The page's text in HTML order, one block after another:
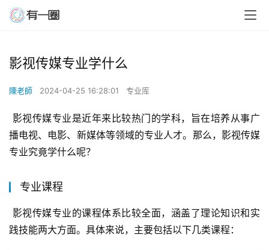
影视传媒专业学什么
陳老師 2024-04-25 16:28:01 专业库
播电视、电影、新媒体等领域的专业人才。那么，影视传媒
专业究竟学什么呢？
专业课程
践技能两大方面。具体来说，主要包括以下几类课程：